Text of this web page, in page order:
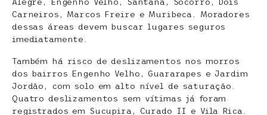
Carneiros, Marcos Freire e Muribeca. Moradores
dessas áreas devem buscar lugares seguros
imediatamente.
Também há risco de deslizamentos nos morros
dos bairros Engenho Velho, Guararapes e Jardim
Jordão, com solo em alto nível de saturação.
Quatro deslizamentos sem vítimas já foram
registrados em Sucupira, Curado II e Vila Rica.